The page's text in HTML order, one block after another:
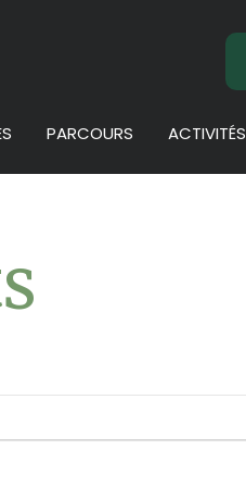
PARCOURS ACTIVITÉS